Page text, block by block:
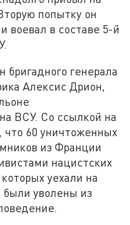
попытку он
воевал в составе 5-й
бригадного генерала
Алексис Дрион,
ВСУ. Со ссылкой на
60 уничтоженных
из Франции
нацистских
уехали на
были уволены из